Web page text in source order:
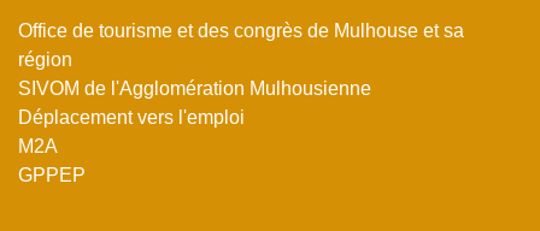
Office de tourisme et des congrès de Mulhouse et sa
région
SIVOM de l'Agglomération Mulhousienne
Déplacement vers l'emploi
M2A
GPPEP